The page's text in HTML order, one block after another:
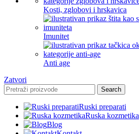
Kosti, zglobovi i hrskavica
Imunitet
Anti age
Zatvori
Search
Ruski preparati
Ruska kozmetika
Blog